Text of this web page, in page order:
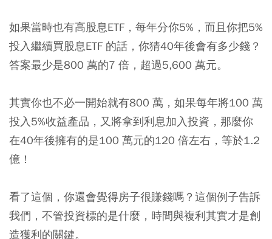
如果當時也有高股息ETF，每年分你5%，而且你把5%
投入繼續買股息ETF 的話，你猜40年後會有多少錢？
答案最少是800 萬的7 倍，超過5,600 萬元。
其實你也不必一開始就有800 萬，如果每年將100 萬
投入5%收益產品，又將拿到利息加入投資，那麼你
在40年後擁有的是100 萬元的120 倍左右，等於1.2
億！
看了這個，你還會覺得房子很賺錢嗎？這個例子告訴
我們，不管投資標的是什麼，時間與複利其實才是創
造獲利的關鍵。